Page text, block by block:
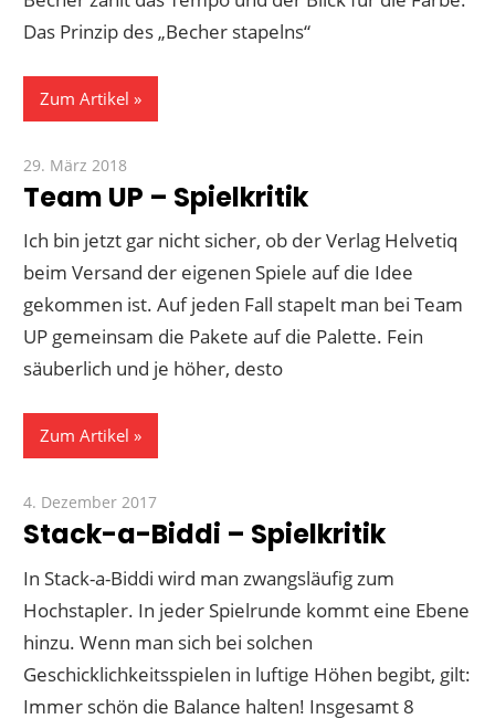
Das Prinzip des „Becher stapelns“
Zum Artikel
29. März 2018
Team UP – Spielkritik
Ich bin jetzt gar nicht sicher, ob der Verlag Helvetiq
beim Versand der eigenen Spiele auf die Idee
gekommen ist. Auf jeden Fall stapelt man bei Team
UP gemeinsam die Pakete auf die Palette. Fein
säuberlich und je höher, desto
Zum Artikel
4. Dezember 2017
Stack-a-Biddi – Spielkritik
In Stack-a-Biddi wird man zwangsläufig zum
Hochstapler. In jeder Spielrunde kommt eine Ebene
hinzu. Wenn man sich bei solchen
Geschicklichkeitsspielen in luftige Höhen begibt, gilt:
Immer schön die Balance halten! Insgesamt 8